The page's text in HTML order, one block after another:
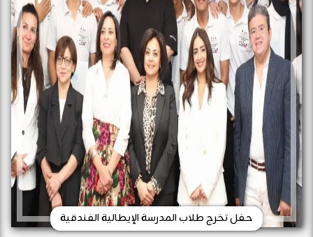
حفل تخرج طلاب المدرسة الإيطالية الفندقية